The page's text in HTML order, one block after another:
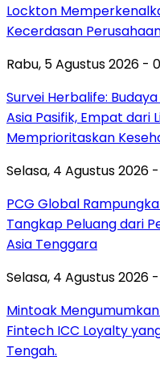
Lockton
Kecerdasan
Rabu, 5 Agustus 2026 -
Survei Herbalife:
Asia Pasifik, Empat dari
Memprioritaskan
Selasa, 4 Agustus 2026 -
PCG Global
Tangkap Peluang dari
Asia Tenggara
Selasa, 4 Agustus 2026 -
Mintoak
Fintech ICC Loyalty
Tengah.